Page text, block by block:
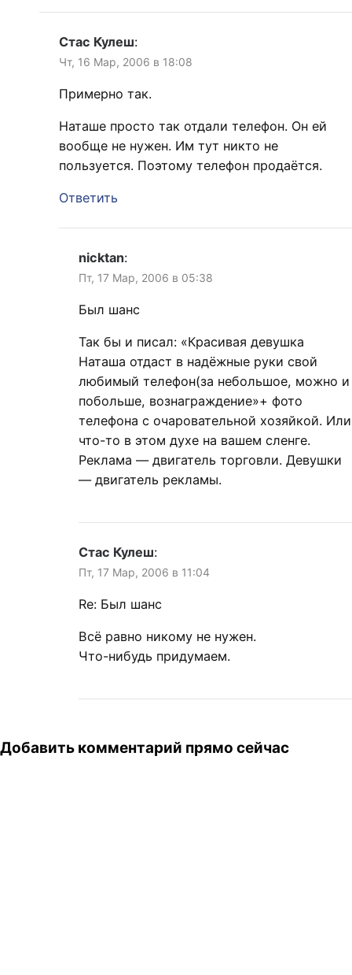
Стас Кулеш:
Чт, 16 Мар, 2006 в 18:08
Примерно так.
Наташе просто так отдали телефон. Он ей
вообще не нужен. Им тут никто не
пользуется. Поэтому телефон продаётся.
Ответить
nicktan:
Пт, 17 Мар, 2006 в 05:38
Был шанс
Так бы и писал: «Красивая девушка
Наташа отдаст в надёжные руки свой
любимый телефон(за небольшое, можно и
побольше, вознаграждение»+ фото
телефона с очаровательной хозяйкой. Или
что-то в этом духе на вашем сленге.
Реклама — двигатель торговли. Девушки
— двигатель рекламы.
Стас Кулеш:
Пт, 17 Мар, 2006 в 11:04
Re: Был шанс
Всё равно никому не нужен.
Что-нибудь придумаем.
Добавить комментарий прямо сейчас